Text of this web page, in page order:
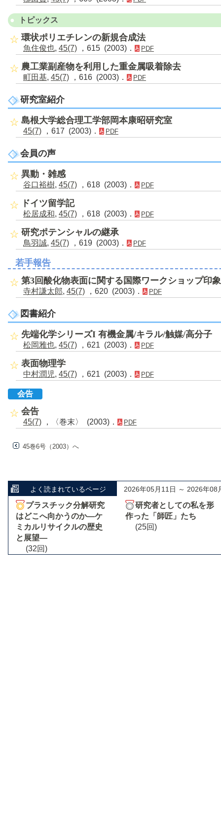
トピックス
環状ポリエチレンの新規合成法
魚住俊也, 45(7) ，615 (2003)． PDF
農工業副産物を利用した重金属吸着除去
町田基, 45(7) ，616 (2003)． PDF
研究室紹介
島根大学総合理工学部岡本康昭研究室
45(7) ，617 (2003)． PDF
会員の声
異動・雑感
谷口裕樹, 45(7) ，618 (2003)． PDF
ドイツ留学記
松居成和, 45(7) ，618 (2003)． PDF
研究ポテンシャルの継承
鳥羽誠, 45(7) ，619 (2003)． PDF
若手報告
第3回酸化物表面に関する国際ワークショップ印
寺村謙太郎, 45(7) ，620 (2003)． PDF
図書紹介
先端化学シリーズI 有機金属/キラル/触媒/高分子
松岡雅也, 45(7) ，621 (2003)． PDF
表面物理学
中村潤児, 45(7) ，621 (2003)． PDF
会告
会告
45(7) ，〈巻末〉 (2003)． PDF
45巻6号（2003）へ
よく読まれているページ 2026年05月11日 ～ 2026年08
プラスチック分解研究
はどこへ向かうのか―ケ
ミカルリサイクルの歴史
と展望―
(32回)
研究者としての私を形
作った「師匠」たち
(25回)